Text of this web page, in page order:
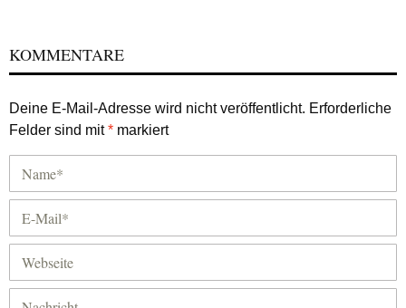
KOMMENTARE
Deine E-Mail-Adresse wird nicht veröffentlicht. Erforderliche
Felder sind mit* markiert